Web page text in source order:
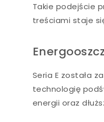
Takie podejście
treściami staje
Seria E została
technologię
energii oraz